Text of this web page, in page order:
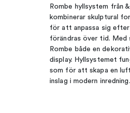
Rombe hyllsystem från
kombinerar skulptural
för att anpassa sig
förändras över tid. Med
Rombe både en
display. Hyllsystemet
som för att skapa en
inslag i modern inredning.